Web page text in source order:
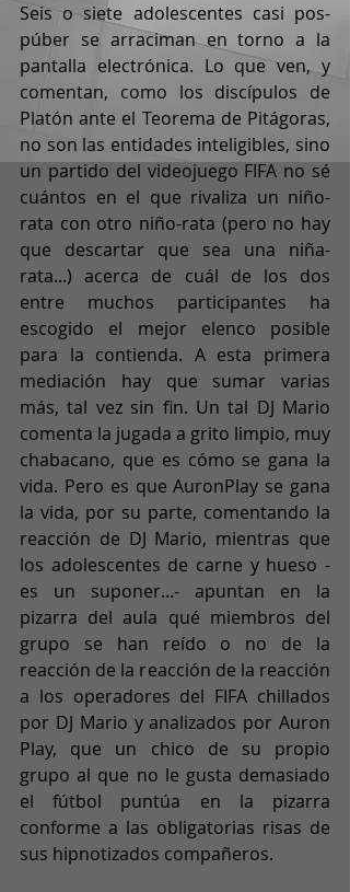
Seis o siete adolescentes casi pos-
púber se arraciman en torno a la
pantalla electrónica. Lo que ven, y
comentan, como los discípulos de
Platón ante el Teorema de Pitágoras,
no son las entidades inteligibles, sino
un partido del videojuego FIFA no sé
cuántos en el que rivaliza un niño-
rata con otro niño-rata (pero no hay
que descartar que sea una niña-
rata...) acerca de cuál de los dos
entre muchos participantes ha
escogido el mejor elenco posible
para la contienda. A esta primera
mediación hay que sumar varias
más, tal vez sin fin. Un tal DJ Mario
comenta la jugada a grito limpio, muy
chabacano, que es cómo se gana la
vida. Pero es que AuronPlay se gana
la vida, por su parte, comentando la
reacción de DJ Mario, mientras que
los adolescentes de carne y hueso -
es un suponer...- apuntan en la
pizarra del aula qué miembros del
grupo se han reído o no de la
reacción de la reacción de la reacción
a los operadores del FIFA chillados
por DJ Mario y analizados por Auron
Play, que un chico de su propio
grupo al que no le gusta demasiado
el fútbol puntúa en la pizarra
conforme a las obligatorias risas de
sus hipnotizados compañeros.